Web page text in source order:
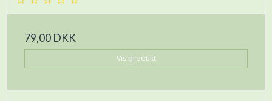
79,00 DKK
Vis produkt